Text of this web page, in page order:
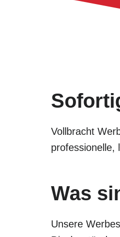
Vollbracht
professionelle,
Was
Unsere